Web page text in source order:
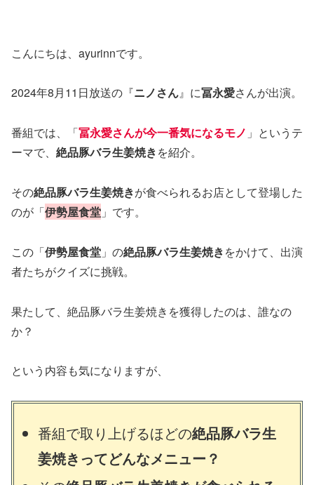
こんにちは、ayurinnです。
2024年8月11日放送の『ニノさん』に冨永愛さんが出演。
番組では、「冨永愛さんが今一番気になるモノ 」というテ
ーマで、 絶品豚バラ生姜焼きを紹介。
その絶品豚バラ生姜焼きが食べられるお店として登場した
のが「伊勢屋食堂 」です。
この「伊勢屋食堂 」の絶品豚バラ生姜焼きをかけて、出演
者たちがクイズに挑戦。
果たして、絶品豚バラ生姜焼きを獲得したのは、誰なの
か？
という内容も気になりますが、
番組で取り上げるほどの絶品豚バラ生
姜焼きってどんなメニュー？